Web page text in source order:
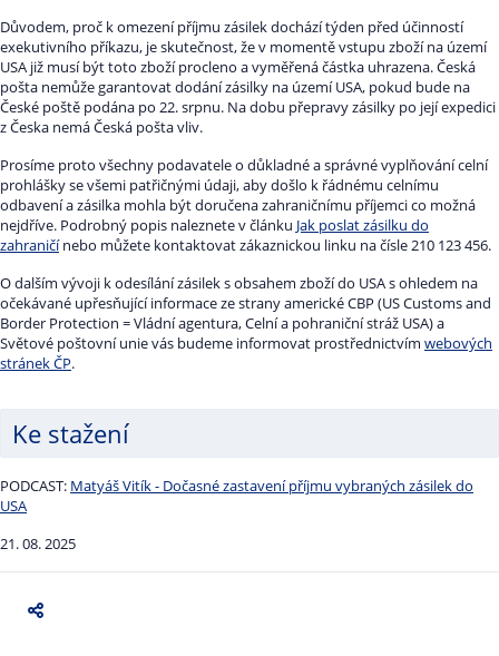
Důvodem, proč k omezení příjmu zásilek dochází týden před účinností
exekutivního příkazu, je skutečnost, že v momentě vstupu zboží na území
USA již musí být toto zboží procleno a vyměřená částka uhrazena. Česká
pošta nemůže garantovat dodání zásilky na území USA, pokud bude na
České poště podána po 22. srpnu. Na dobu přepravy zásilky po její expedici
z Česka nemá Česká pošta vliv.
Prosíme proto všechny podavatele o důkladné a správné vyplňování celní
prohlášky se všemi patřičnými údaji, aby došlo k řádnému celnímu
odbavení a zásilka mohla být doručena zahraničnímu příjemci co možná
nejdříve. Podrobný popis naleznete v článku Jak poslat zásilku do
zahraničínebo můžete kontaktovat zákaznickou linku na čísle 210 123 456.
O dalším vývoji k odesílání zásilek s obsahem zboží do USA s ohledem na
očekávané upřesňující informace ze strany americké CBP (US Customs and
Border Protection = Vládní agentura, Celní a pohraniční stráž USA) a
Světové poštovní unie vás budeme informovat prostřednictvím webových
stránek ČP.
Ke stažení
PODCAST: Matyáš Vitík - Dočasné zastavení příjmu vybraných zásilek do
USA
21. 08. 2025